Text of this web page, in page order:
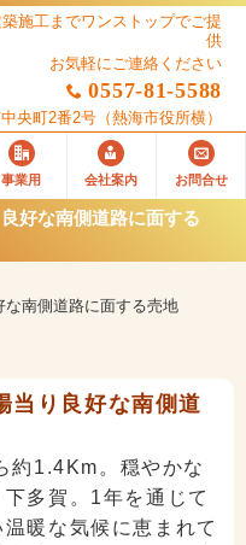
施工までワンストップでご提
供
お気軽にご連絡ください
0557-81-5588
央町2番2号 （熱海市役所横）
事業用 会社案内 お問合せ
好な南側道路に面する
な南側道路に面する売地
当り良好な南側道
約1.4Km。穏やかな
多賀。1年を通じて
暖な気候に恵まれて